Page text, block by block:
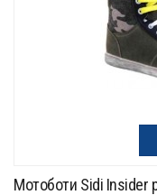
Мотоботи Sidi Insider